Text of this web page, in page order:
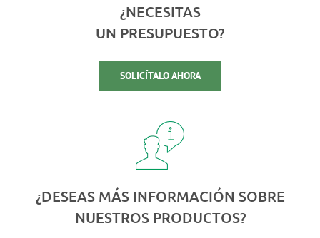
¿NECESITAS
UN PRESUPUESTO?
SOLICÍTALO AHORA
¿DESEAS MÁS INFORMACIÓN SOBRE
NUESTROS PRODUCTOS?